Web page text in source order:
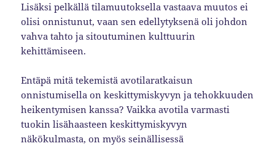
Lisäksi pelkällä tilamuutoksella vastaava muutos ei
olisi onnistunut, vaan sen edellytyksenä oli johdon
vahva tahto ja sitoutuminen kulttuurin
kehittämiseen.
Entäpä mitä tekemistä avotilaratkaisun
onnistumisella on keskittymiskyvyn ja tehokkuuden
heikentymisen kanssa? Vaikka avotila varmasti
tuokin lisähaasteen keskittymiskyvyn
näkökulmasta, on myös seinällisessä